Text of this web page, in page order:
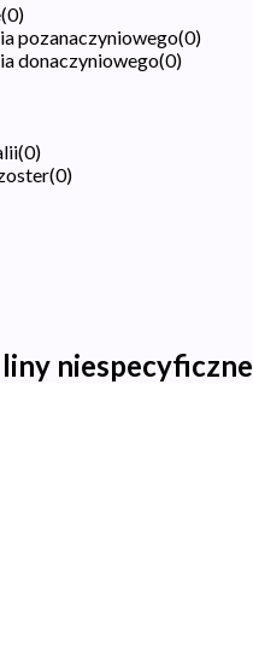
(0)
pozanaczyniowego(0)
donaczyniowego(0)
(0)
(0)
niespecyficzne